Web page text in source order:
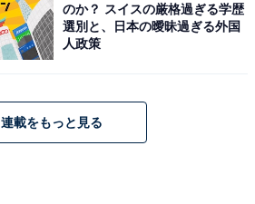
のか？ スイスの厳格過ぎる学歴
選別と、日本の曖昧過ぎる外国
人政策
連載をもっと見る